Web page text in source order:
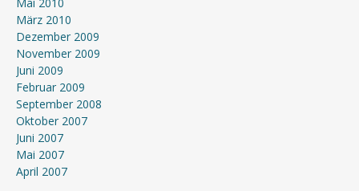
März 2010
Dezember 2009
November 2009
Juni 2009
Februar 2009
September 2008
Oktober 2007
Juni 2007
Mai 2007
April 2007